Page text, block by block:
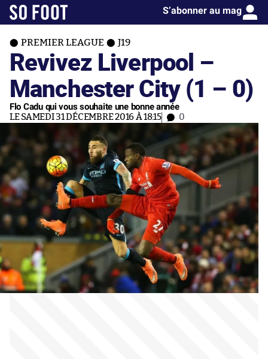
S’abonner au mag
PREMIER LEAGUE J19
Revivez Liverpool –
Manchester City (1 – 0)
Flo Cadu qui vous souhaite une bonne année
LE SAMEDI 31 DÉCEMBRE 2016 À 18:15 0